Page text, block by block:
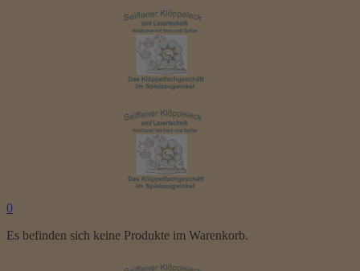
0
Es befinden sich keine Produkte im Warenkorb.